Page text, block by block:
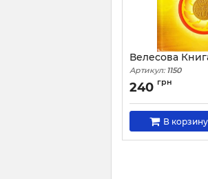
Велесова
Артикул: 1150
240 грн
В корзину